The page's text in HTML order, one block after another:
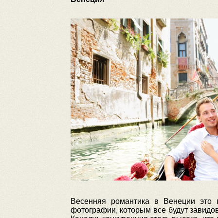
Весенняя романтика в Венеции
фотографии, которым все будут